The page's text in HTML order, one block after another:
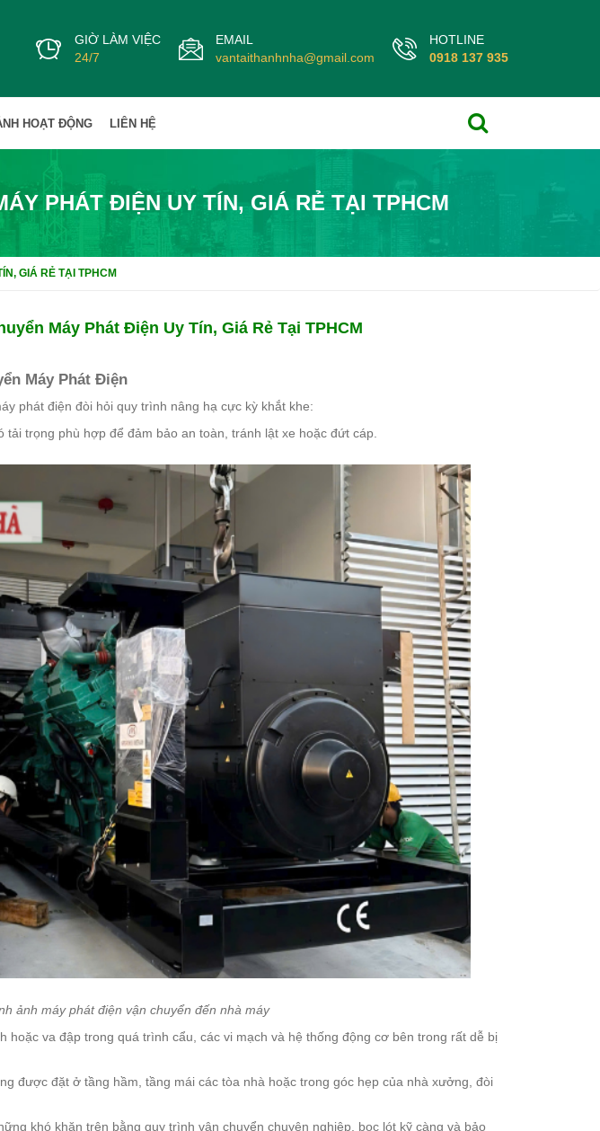
HOTLINE
0918 137 935
EMAIL
vantaithanhnha@gmail.com
GIỜ LÀM VIỆC
24/7
HOẠT ĐỘNG LIÊN HỆ
PHÁT ĐIỆN UY TÍN, GIÁ RẺ TẠI TPHCM
GIÁ RẺ TẠI TPHCM
Máy Phát Điện Uy Tín, Giá Rẻ Tại TPHCM
Máy Phát Điện
phát điện đòi hỏi quy trình nâng hạ cực kỳ khắt khe:
tải trọng phù hợp để đảm bảo an toàn, tránh lật xe hoặc đứt cáp.
ảnh máy phát điện vận chuyển đến nhà máy
hoặc va đập trong quá trình cẩu, các vi mạch và hệ thống động cơ bên trong rất dễ bị
được đặt ở tầng hầm, tầng mái các tòa nhà hoặc trong góc hẹp của nhà xưởng, đòi
khó khăn trên bằng quy trình vận chuyển chuyên nghiệp, bọc lót kỹ càng và bảo